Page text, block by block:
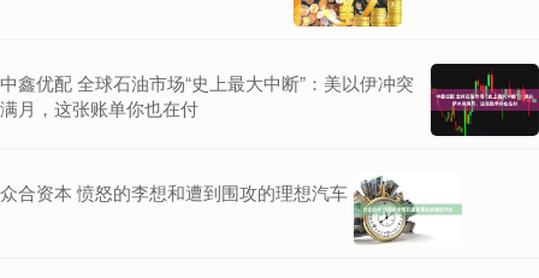
中鑫优配 全球石油市场“史上最大中断”：美以伊冲突
满月，这张账单你也在付
众合资本 愤怒的李想和遭到围攻的理想汽车